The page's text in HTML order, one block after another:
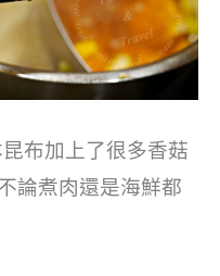
布加上了很多香菇
論煮肉還是海鮮都